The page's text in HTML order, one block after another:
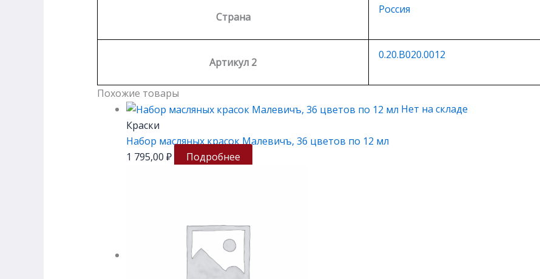
Страна
Россия
Артикул 2
0.20.В020.0012
Похожие товары
Нет на складе
Краски
Набор масляных красок Малевичъ, 36 цветов по 12 мл
1 795,00 ₽ Подробнее